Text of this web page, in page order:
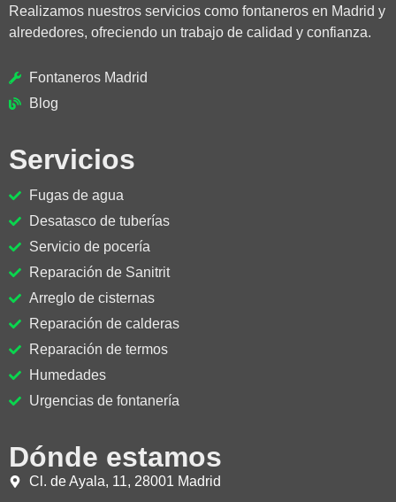
Realizamos nuestros servicios como fontaneros en Madrid y
alrededores, ofreciendo un trabajo de calidad y confianza.
Fontaneros Madrid
Blog
Servicios
Fugas de agua
Desatasco de tuberías
Servicio de pocería
Reparación de Sanitrit
Arreglo de cisternas
Reparación de calderas
Reparación de termos
Humedades
Urgencias de fontanería
Dónde estamos
Cl. de Ayala, 11, 28001 Madrid